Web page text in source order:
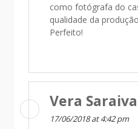
como fotógrafa do
qualidade da
Perfeito!
Vera Saraiva
17/06/2018 at 4:42 pm